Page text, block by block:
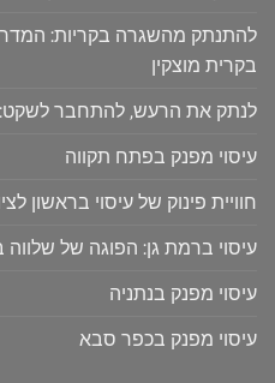
להתנתק מהשגרה בקריות:
בקרית מוצקין
לנתק את הרעש, להתחבר לשקט:
עיסוי מפנק בפתח תקווה
חוויית פינוק של עיסוי בראשון
עיסוי ברמת גן: הפוגה של שלווה
עיסוי מפנק בנתניה
עיסוי מפנק בכפר סבא